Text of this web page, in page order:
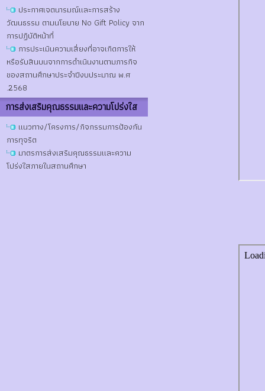
ประกาศเจตนารมณ์และการสร้าง
วัฒนธรรม ตามนโยบาย No Gift Policy จาก
การปฏิบัติหน้าที่
การประเมินความเสี่ยงที่อาจเกิดการให้
หรือรับสินบนจากการดำเนินงานตามภารกิจ
ของสถานศึกษาประจำปีงบประมาณ พ.ศ
.2568
การส่งเสริมคุณธรรมและความโปร่งใส
แนวทาง/โครงการ/กิจกรรมการป้องกัน
การทุจริต
มาตรการส่งเสริมคุณธรรมและความ
โปร่งใสภายในสถานศึกษา